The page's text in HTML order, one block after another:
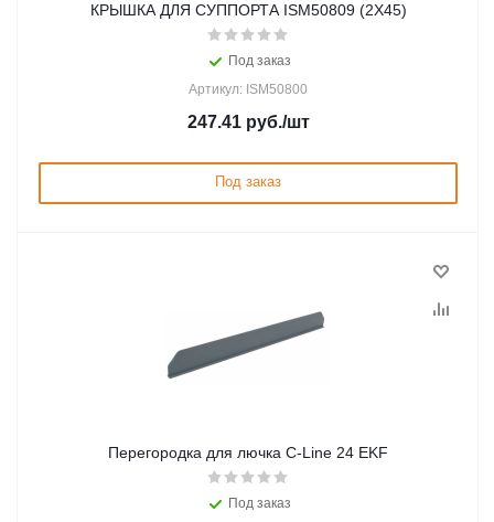
КРЫШКА ДЛЯ СУППОРТА ISM50809 (2Х45)
Под заказ
Артикул: ISM50800
247.41руб./шт
Под заказ
Перегородка для лючка C-Line 24 EKF
Под заказ